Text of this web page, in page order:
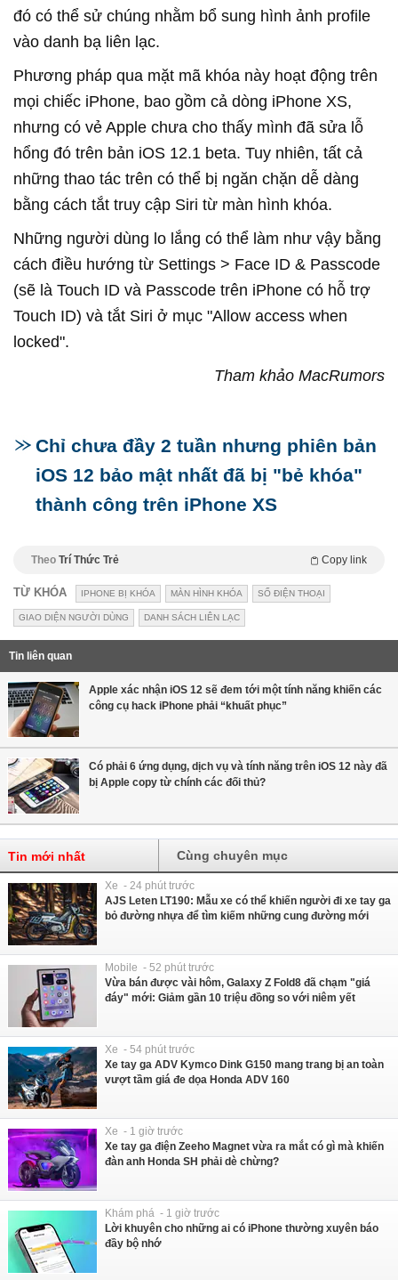
đó có thể sử chúng nhằm bổ sung hình ảnh profile
vào danh bạ liên lạc.
Phương pháp qua mặt mã khóa này hoạt động trên
mọi chiếc iPhone, bao gồm cả dòng iPhone XS,
nhưng có vẻ Apple chưa cho thấy mình đã sửa lỗ
hổng đó trên bản iOS 12.1 beta. Tuy nhiên, tất cả
những thao tác trên có thể bị ngăn chặn dễ dàng
bằng cách tắt truy cập Siri từ màn hình khóa.
Những người dùng lo lắng có thể làm như vậy bằng
cách điều hướng từ Settings > Face ID & Passcode
(sẽ là Touch ID và Passcode trên iPhone có hỗ trợ
Touch ID) và tắt Siri ở mục "Allow access when
locked".
Tham khảo MacRumors
Chỉ chưa đầy 2 tuần nhưng phiên bản
iOS 12 bảo mật nhất đã bị "bẻ khóa"
thành công trên iPhone XS
Theo Trí Thức Trẻ Copy link
TỪ KHÓA IPHONE BỊ KHÓA MÀN HÌNH KHÓA SỐ ĐIỆN THOẠI
GIAO DIỆN NGƯỜI DÙNG DANH SÁCH LIÊN LẠC
Tin liên quan
Apple xác nhận iOS 12 sẽ đem tới một tính năng khiến các
công cụ hack iPhone phải “khuất phục”
Có phải 6 ứng dụng, dịch vụ và tính năng trên iOS 12 này đã
bị Apple copy từ chính các đối thủ?
Tin mới nhất Cùng chuyên mục
Xe - 24 phút trước
AJS Leten LT190: Mẫu xe có thể khiến người đi xe tay ga
bỏ đường nhựa để tìm kiếm những cung đường mới
Mobile - 52 phút trước
Vừa bán được vài hôm, Galaxy Z Fold8 đã chạm "giá
đáy" mới: Giảm gần 10 triệu đồng so với niêm yết
Xe - 54 phút trước
Xe tay ga ADV Kymco Dink G150 mang trang bị an toàn
vượt tầm giá đe dọa Honda ADV 160
Xe - 1 giờ trước
Xe tay ga điện Zeeho Magnet vừa ra mắt có gì mà khiến
đàn anh Honda SH phải dè chừng?
Khám phá - 1 giờ trước
Lời khuyên cho những ai có iPhone thường xuyên báo
đầy bộ nhớ